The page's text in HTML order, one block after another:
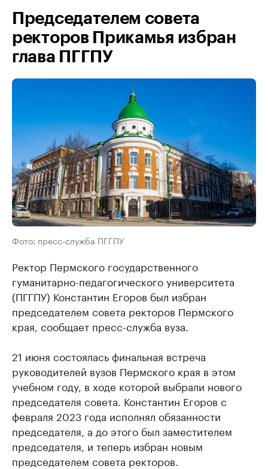
Председателем совета
ректоров Прикамья избран
глава ПГГПУ
Фото: пресс-служба ПГГПУ
Ректор Пермского государственного
гуманитарно-педагогического университета
(ПГГПУ) Константин Егоров был избран
председателем совета ректоров Пермского
края, сообщает пресс-служба вуза.
21 июня состоялась финальная встреча
руководителей вузов Пермского края в этом
учебном году, в ходе которой выбрали нового
председателя совета. Константин Егоров с
февраля 2023 года исполнял обязанности
председателя, а до этого был заместителем
председателя, и теперь избран новым
председателем совета ректоров.